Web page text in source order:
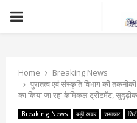
PRIMARY
Home
Breaking News
पुरातत्व एवं संस्कृति विभाग की
का किया जा रहा केमिकल ट्रीटमेंट,
Breaking News बड़ी खबर समाचार